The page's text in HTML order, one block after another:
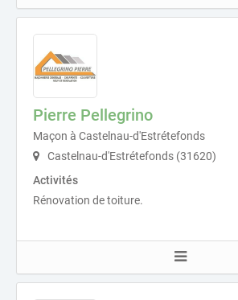
Pierre Pellegrino
Maçon à Castelnau-d'Estrétefonds
Castelnau-d'Estrétefonds (31620)
Activités
Rénovation de toiture.